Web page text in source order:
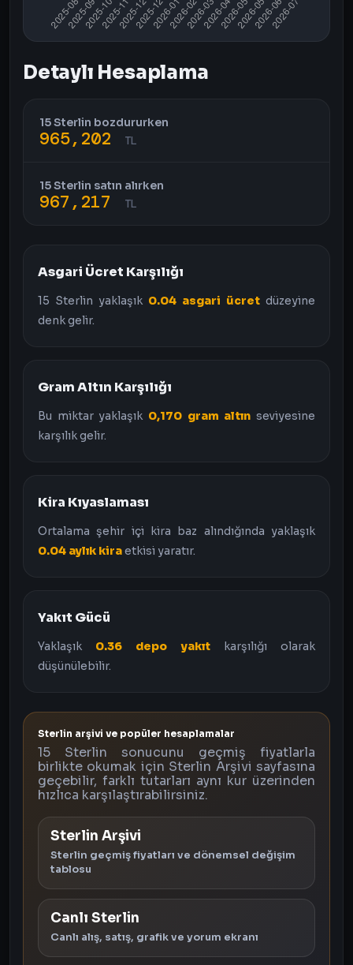
Detaylı Hesaplama
15 Sterlin bozdururken
965,202 TL
15 Sterlin satın alırken
967,217 TL
Asgari Ücret Karşılığı
15 Sterlin yaklaşık 0.04 asgari ücret düzeyine
denk gelir.
Gram Altın Karşılığı
Bu miktar yaklaşık 0,170 gram altın seviyesine
karşılık gelir.
Kira Kıyaslaması
Ortalama şehir içi kira baz alındığında yaklaşık
0.04 aylık kiraetkisi yaratır.
Yakıt Gücü
Yaklaşık 0.36 depo yakıtkarşılığı olarak
düşünülebilir.
Sterlin arşivi ve popüler hesaplamalar
15 Sterlin sonucunu geçmiş fiyatlarla
birlikte okumak için Sterlin Arşivi sayfasına
geçebilir, farklı tutarları aynı kur üzerinden
hızlıca karşılaştırabilirsiniz.
Sterlin Arşivi
Sterlin geçmiş fiyatları ve dönemsel değişim
tablosu
Canlı Sterlin
Canlı alış, satış, grafik ve yorum ekranı